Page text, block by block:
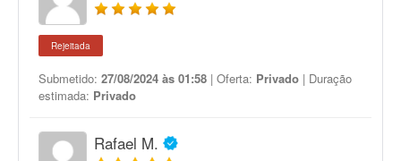
Rejeitada
Submetido: 27/08/2024 às 01:58 | Oferta: Privado | Duração
estimada: Privado
Rafael M.